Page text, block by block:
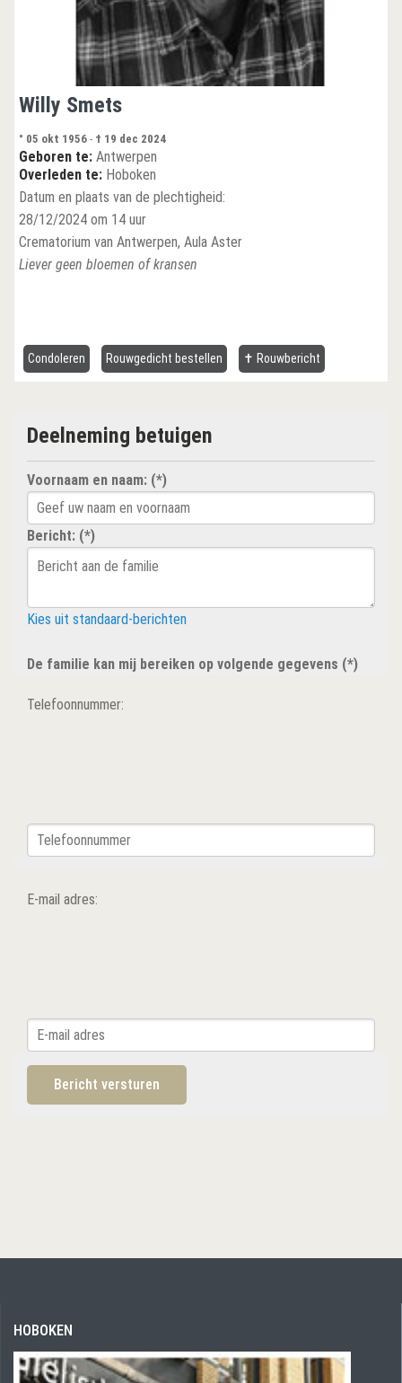
Willy Smets
° 05 okt 1956 - † 19 dec 2024
Geboren te: Antwerpen
Overleden te: Hoboken
Datum en plaats van de plechtigheid:
28/12/2024 om 14 uur
Crematorium van Antwerpen, Aula Aster
Liever geen bloemen of kransen
Condoleren Rouwgedicht bestellen ✝ Rouwbericht
Deelneming betuigen
Voornaam en naam: (*)
Bericht: (*)
Kies uit standaard-berichten
De familie kan mij bereiken op volgende gegevens (*)
Telefoonnummer:
E-mail adres:
HOBOKEN